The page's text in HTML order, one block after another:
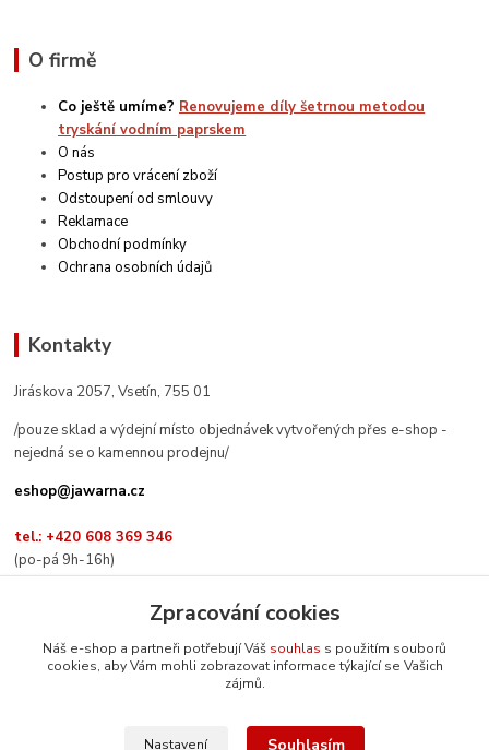
O firmě
Co ještě umíme? Renovujeme díly šetrnou metodou
tryskání vodním paprskem
O nás
Postup pro vrácení zboží
Odstoupení od smlouvy
Reklamace
Obchodní podmínky
Ochrana osobních údajů
Kontakty
Jiráskova 2057, Vsetín, 755 01
/pouze sklad a výdejní místo objednávek vytvořených přes e-shop -
nejedná se o kamennou prodejnu/
eshop@jawarna.cz
tel.: +420 608 369 346
(po-pá 9h-16h)
Sledujte nás na Facebooku
Zpracování cookies
Náš e-shop a partneři potřebují Váš souhlas s použitím souborů
cookies, aby Vám mohli zobrazovat informace týkající se Vašich
zájmů.
Nastavení Souhlasím